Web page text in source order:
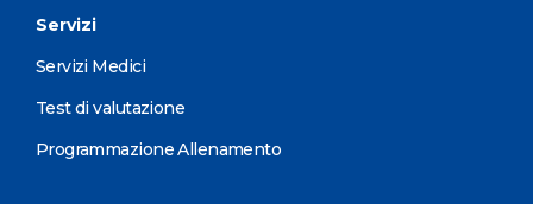
Servizi
Servizi Medici
Test di valutazione
Programmazione Allenamento